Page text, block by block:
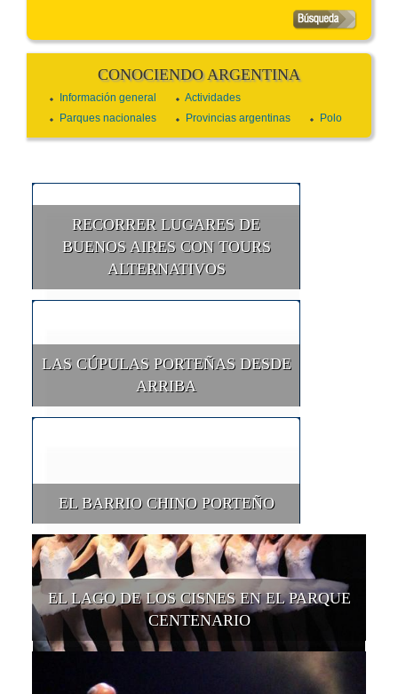
CONOCIENDO ARGENTINA
Información general
Actividades
Parques nacionales
Provincias argentinas Polo
RECORRER LUGARES DE
BUENOS AIRES CON TOURS
ALTERNATIVOS
LAS CÚPULAS PORTEÑAS DESDE
ARRIBA
EL BARRIO CHINO PORTEÑO
EL LAGO DE LOS CISNES EN EL PARQUE
CENTENARIO